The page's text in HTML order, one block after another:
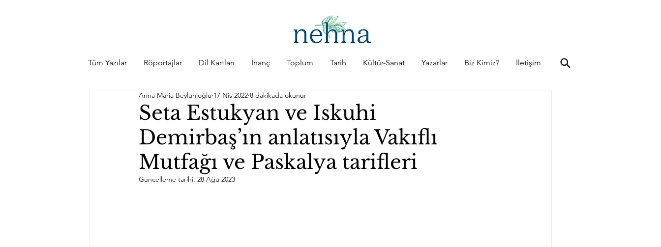
Tüm Yazılar Röportajlar Dil Kartları İnanç Toplum Tarih Kültür-Sanat Yazarlar Biz Kimiz? İletişim
Seta Estukyan ve Iskuhi
Demirbaş’ın anlatısıyla Vakıflı
Mutfağı ve Paskalya tarifleri
Anna Maria Beylunioğlu 17 Nis 2022 8 dakikada okunur
Güncelleme tarihi: 28 Ağu 2023